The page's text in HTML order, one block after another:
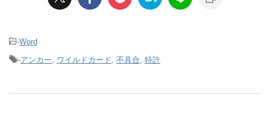
-Word
-アンカー, ワイルドカード, 不具合, 特許